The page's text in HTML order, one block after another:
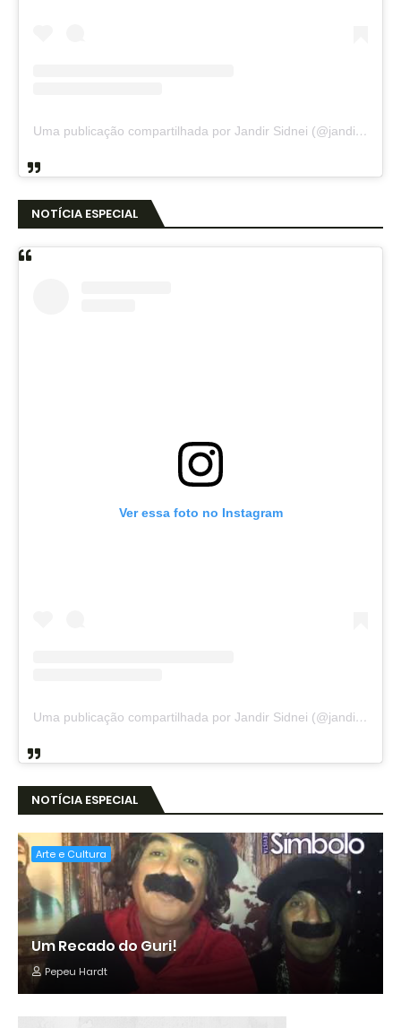
Uma publicação compartilhada por Jandir Sidnei (@jandirsidnei)
NOTÍCIA ESPECIAL
Ver essa foto no Instagram
Uma publicação compartilhada por Jandir Sidnei (@jandirsidnei)
NOTÍCIA ESPECIAL
Arte e Cultura
Um Recado do Guri!
Pepeu Hardt